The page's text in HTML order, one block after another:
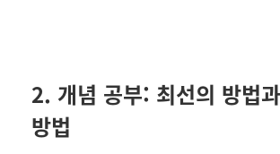
2. 개념 공부: 최선의 방법
방법